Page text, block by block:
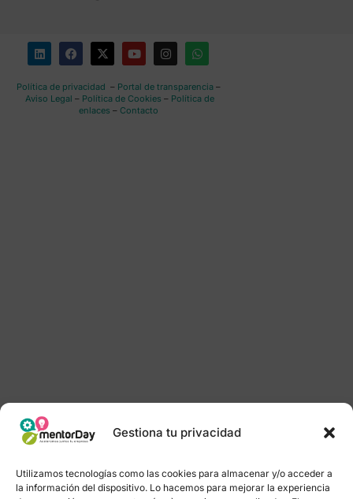
Gestiona tu privacidad
Utilizamos tecnologías como las cookies para almacenar y/o acceder a
la información del dispositivo. Lo hacemos para mejorar la experiencia
Política de privacidad – Portal de transparencia–
Aviso Legal – Política de Cookies – Política de
enlaces – Contacto